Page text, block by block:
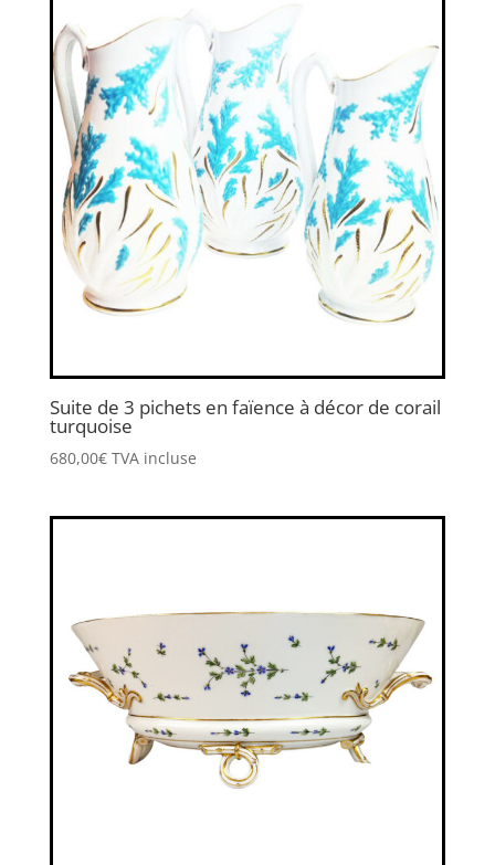
Suite de 3 pichets en faïence à décor de corail
turquoise
680,00€ TVA incluse